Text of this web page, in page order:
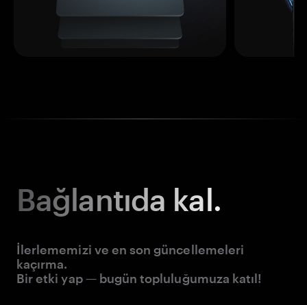
Bağlantıda kal.
İlerlememizi ve en son güncellemeleri
kaçırma.
Bir etki yap — bugün topluluğumuza katıl!